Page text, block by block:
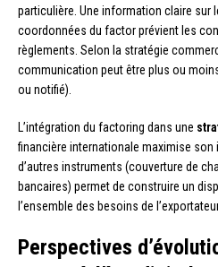
particulière. Une information claire sur
coordonnées du factor prévient les
règlements. Selon la stratégie
communication peut être plus ou
ou notifié).
L’intégration du factoring dans une
financière internationale maximise
d’autres instruments (couverture de
bancaires) permet de construire un
l’ensemble des besoins de
Perspectives